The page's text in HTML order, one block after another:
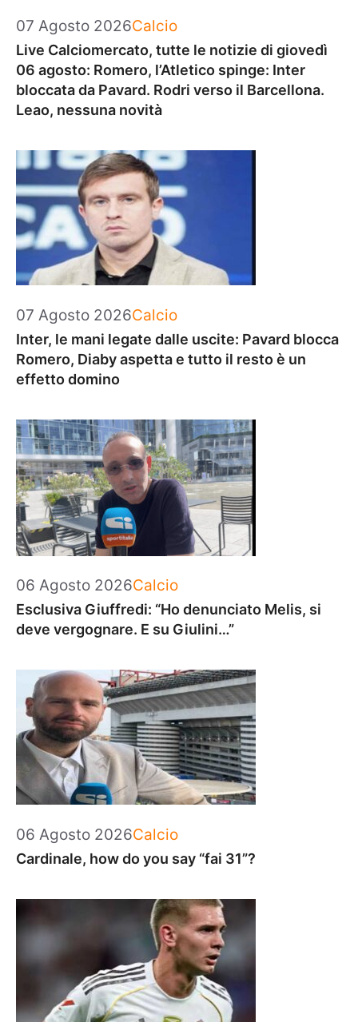
07 Agosto 2026Categorie
Calcio
Live Calciomercato, tutte le notizie di giovedì
06 agosto: Romero, l’Atletico spinge: Inter
bloccata da Pavard. Rodri verso il Barcellona.
Leao, nessuna novità
07 Agosto 2026Categorie
Calcio
Inter, le mani legate dalle uscite: Pavard blocca
Romero, Diaby aspetta e tutto il resto è un
effetto domino
06 Agosto 2026Categorie
Calcio
Esclusiva Giuffredi: “Ho denunciato Melis, si
deve vergognare. E su Giulini…”
06 Agosto 2026Categorie
Calcio
Cardinale, how do you say “fai 31”?